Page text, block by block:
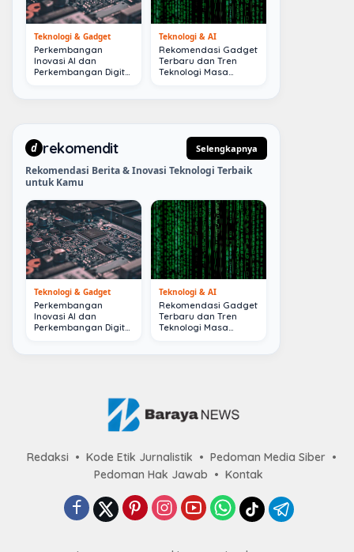
Teknologi & Gadget
Perkembangan
Inovasi AI dan
Perkembangan Digital
Teknologi & AI
Rekomendasi Gadget
Terbaru dan Tren
Teknologi Masa
d rekomendit Selengkapnya
Rekomendasi Berita & Inovasi Teknologi Terbaik
untuk Kamu
Teknologi & Gadget
Perkembangan
Inovasi AI dan
Perkembangan Digital
Teknologi & AI
Rekomendasi Gadget
Terbaru dan Tren
Teknologi Masa
Redaksi Kode Etik Jurnalistik
Pedoman Media Siber
Pedoman Hak Jawab
Kontak